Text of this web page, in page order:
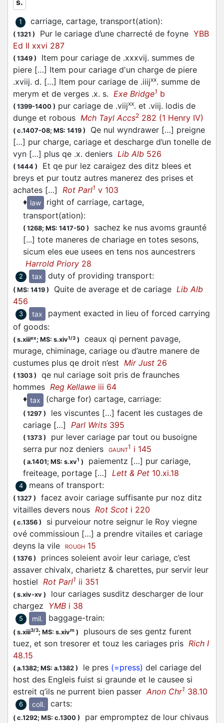
s.
1 carriage, cartage, transport(ation):
( 1321 ) Pur le cariage d’une charrecté de foyne YBB
Ed II xxvi 287
( 1349 )
Item pour cariage de .xxxvij. summes de
piere […] Item pour cariage d'un charge de piere
.xviij. d. […] Item pour cariage de .iiijxx. summe de
merym et de verges .x. s. Exe Bridge1 b
( 1399-1400 ) pur cariage de .viijxx. et .viij. lodis de
dunge et robous Mch Tayl Accs2 282 (1 Henry IV)
( c.1407-08; MS: 1419 )
Qe nul wyndrawer […] preigne
[…] pur charge, cariage et descharge d’un tonelle de
vyn […] plus qe .x. deniers Lib Alb 526
( 1444 )
Et qe pur lez caraigez des ditz blees et
breys et pur toutz autres manerez des prises et
achates […] Rot Parl1 v 103
♦ law
right of carriage, cartage,
transport(ation):
( 1268; MS: 1417-50 )
sachez ke nus avoms graunté
[...] tote maneres de chariage en totes sesons,
sicum eles eue usees en tens nos auncestrers
Harrold Priory 28
2 tax duty of providing transport:
( MS: 1419 ) Quite de average et de cariage Lib Alb
456
3 tax
payment exacted in lieu of forced carrying
of goods:
( s.xiiiex; MS: s.xiv1/3 )
ceaux qi pernent pavage,
murage, chiminage, cariage ou d’autre manere de
custumes plus qe droit n’est Mir Just 26
( 1303 )
qe nul cariage soit pris de fraunches
hommes Reg Kellawe iii 64
♦ tax (charge for) cartage, carriage:
( 1297 )
les viscuntes […] facent les custages de
cariage […] Parl Writs 395
( 1373 )
pur lever cariage par tout ou busoigne
serra pur noz deniers
GAUNT1 i 145
( a.1401; MS: s.xv1 )
paiementz […] pur cariage,
freiteage, portage […] Lett & Pet 10.xi.18
4 means of transport:
( 1327 )
facez avoir cariage suffisante pur noz ditz
vitailles devers nous Rot Scot i 220
( c.1356 )
si purveiour notre seignur le Roy viegne
ové commissioun […] a prendre vitailes et cariage
deyns la vile
ROUGH 15
( 1376 )
princes soleient avoir leur cariage, c’est
assaver chivalx, charietz & charettes, pur servir leur
hostiel Rot Parl1 ii 351
( s.xiv-xv )
lour cariages susditz descharger de lour
chargez YMB i 38
5 mil. baggage-train:
( s.xiii3/3; MS: s.xivm )
plusours de ses gentz furent
tuez, et son tresorer et touz les cariages pris Rich I
48.15
( a.1382; MS: a.1382 ) le pres (=press) del cariage del
host des Engleis fuist si graunde et le causee si
estreit q’ils ne purrent bien passer Anon Chr1 38.10
6 coll. carts:
( c.1292; MS: c.1300 )
par empromptez de lour chivaus